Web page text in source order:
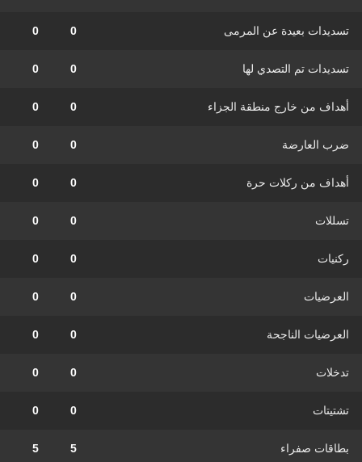
تسديدات بعيدة عن المرمى 0
0
تسديدات تم التصدي لها 0
0
أهداف من خارج منطقة الجزاء 0
0
ضرب العارضة 0
0
أهداف من ركلات حرة 0
0
تسللات 0
0
ركنيات 0
0
العرضيات 0
0
العرضيات الناجحة 0
0
تدخلات 0
0
تشتيتات 0
0
بطاقات صفراء 5
5